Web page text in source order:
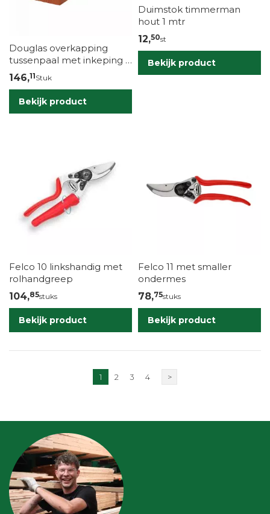
Douglas overkapping
tussenpaal met inkeping –
fijn bezaagd 19x19x250 cm
146,11Stuk
Bekijk product
Duimstok timmerman
hout 1 mtr
12,50st
Bekijk product
Felco 10 linkshandig met
rolhandgreep
104,85stuks
Bekijk product
Felco 11 met smaller
ondermes
78,75stuks
Bekijk product
1 2 3 4 >